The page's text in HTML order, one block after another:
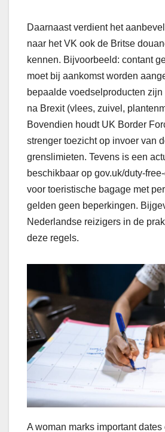
Daarnaast verdient het
naar het VK ook de Britse
kennen. Bijvoorbeeld: contant
moet bij aankomst worden
bepaalde voedselproducten
na Brexit (vlees, zuivel,
Bovendien houdt UK Border
strenger toezicht op invoer van
grenslimieten. Tevens is een
beschikbaar op gov.uk/duty-
voor toeristische bagage met
gelden geen beperkingen.
Nederlandse reizigers in de
deze regels.
A woman marks important dates